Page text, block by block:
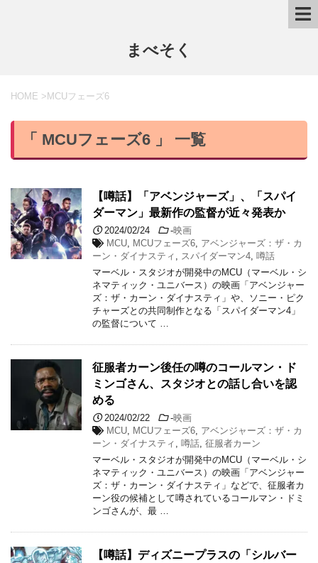
まべそく
HOME > MCUフェーズ6
「 MCUフェーズ6 」 一覧
【噂話】「アベンジャーズ」、「スパイ
ダーマン」最新作の監督が近々発表か
2024/02/24 -映画
MCU
MCUフェーズ6
アベンジャーズ：ザ・カ
ーン・ダイナスティ
スパイダーマン4
噂話
マーベル・スタジオが開発中のMCU（マーベル・シ
ネマティック・ユニバース）の映画「アベンジャー
ズ：ザ・カーン・ダイナスティ」や、ソニー・ピク
チャーズとの共同制作となる「スパイダーマン4」
の監督について …
征服者カーン後任の噂のコールマン・ド
ミンゴさん、スタジオとの話し合いを認
める
2024/02/22 -映画
MCU
MCUフェーズ6
アベンジャーズ：ザ・カ
ーン・ダイナスティ
噂話
征服者カーン
マーベル・スタジオが開発中のMCU（マーベル・シ
ネマティック・ユニバース）の映画「アベンジャー
ズ：ザ・カーン・ダイナスティ」などで、征服者カ
ーン役の候補として噂されているコールマン・ドミ
ンゴさんが、最 …
【噂話】ディズニープラスの「シルバー